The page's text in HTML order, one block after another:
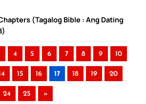
(Tagalog Bible : Ang Dating
4 5 6 7 8 9 10
15 16 17 18 19 20
24 25 »